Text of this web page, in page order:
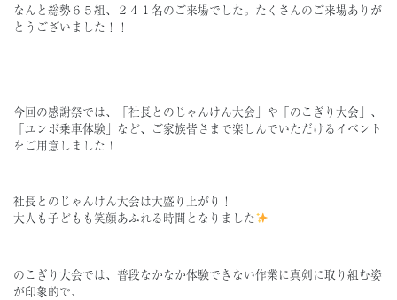
なんと総勢６５組、２４１名のご来場でした。たくさんのご来場ありが
とうございました！！
今回の感謝祭では、「社長とのじゃんけん大会」や「のこぎり大会」、
「ユンボ乗車体験」など、ご家族皆さまで楽しんでいただけるイベント
をご用意しました！
社長とのじゃんけん大会は大盛り上がり！
大人も子どもも笑顔あふれる時間となりました
のこぎり大会では、普段なかなか体験できない作業に真剣に取り組む姿
が印象的で、